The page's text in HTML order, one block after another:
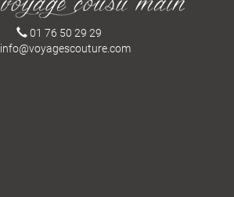
01 76 50 29 29
info@voyagescouture.com